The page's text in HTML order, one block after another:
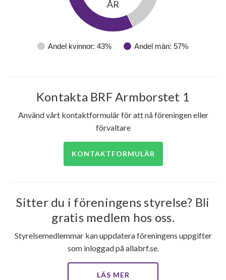
Andel kvinnor: 43% Andel män: 57%
ÅR
Kontakta BRF Armborstet 1
Använd vårt kontaktformulär för att nå föreningen eller
förvaltare
KONTAKTFORMULÄR
Sitter du i föreningens styrelse? Bli
gratis medlem hos oss.
Styrelsemedlemmar kan uppdatera föreningens uppgifter
som inloggad på allabrf.se.
LÄS MER